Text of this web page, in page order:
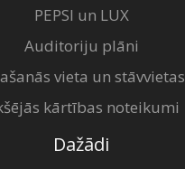
PEPSI un LUX
Auditoriju plāni
vieta un stāvvietas
kārtības noteikumi
Dažādi